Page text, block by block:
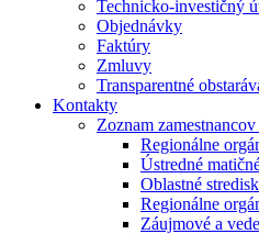
Technicko-investičný
Objednávky
Faktúry
Zmluvy
Transparentné
Kontakty
Zoznam
Regionálne
Ústredné
Oblastné
Regionálne
Záujmové a